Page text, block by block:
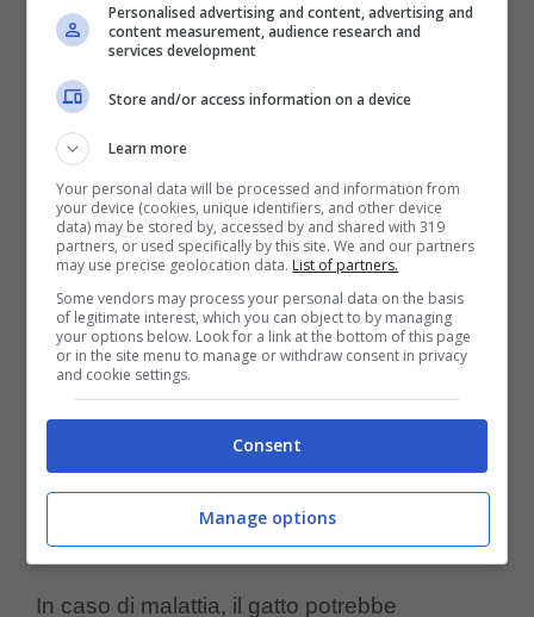
Esemplare di Selkirk Rex, gatto a pelo riccio (Foto Unsplash)
Quandoil gatto fa i bisogni fuori dalla lettiera
perché è spaventato, è necessario trovare
un posto tranquillo e sicurotutto per lui,
dove possa mangiare e usare appunto la
lettiera in santa pace. In questo modo, micio
saprà che quello è il suo territorio e non avrà
4. Il gatto si comporta in modo strano
perché ammalato
In caso di malattia, il gatto potrebbe
Personalised advertising and content, advertising and
content measurement, audience research and
services development
Store and/or access information on a device
Learn more
Your personal data will be processed and information from
your device (cookies, unique identifiers, and other device
data) may be stored by, accessed by and shared with 319
partners, or used specifically by this site. We and our partners
may use precise geolocation data. List of partners.
Some vendors may process your personal data on the basis
of legitimate interest, which you can object to by managing
your options below. Look for a link at the bottom of this page
or in the site menu to manage or withdraw consent in privacy
and cookie settings.
Consent
Manage options